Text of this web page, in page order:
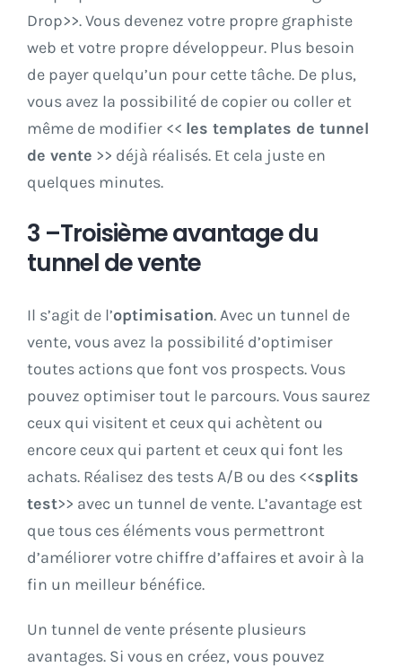
Drop>>. Vous devenez votre propre graphiste
web et votre propre développeur. Plus besoin
de payer quelqu’un pour cette tâche. De plus,
vous avez la possibilité de copier ou coller et
même de modifier << les templates de tunnel
de vente >> déjà réalisés. Et cela juste en
quelques minutes.
3 –Troisième avantage du
tunnel de vente
Il s’agit de l’optimisation. Avec un tunnel de
vente, vous avez la possibilité d’optimiser
toutes actions que font vos prospects. Vous
pouvez optimiser tout le parcours. Vous saurez
ceux qui visitent et ceux qui achètent ou
encore ceux qui partent et ceux qui font les
achats. Réalisez des tests A/B ou des <<splits
test>> avec un tunnel de vente. L’avantage est
que tous ces éléments vous permettront
d’améliorer votre chiffre d’affaires et avoir à la
fin un meilleur bénéfice.
Un tunnel de vente présente plusieurs
avantages. Si vous en créez, vous pouvez